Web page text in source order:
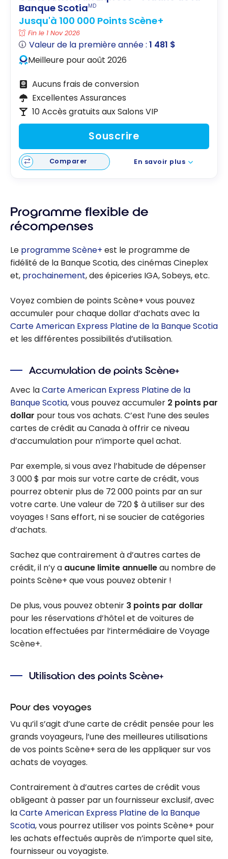
Banque ScotiaMD
Jusqu'à 100 000 Points Scène+
Fin le 1 Nov 2026
Valeur de la première année :1 481 $
Meilleure pour août 2026
Aucuns frais de conversion
Excellentes Assurances
10 Accès gratuits aux Salons VIP
Souscrire
Comparer En savoir plus
Programme flexible de
récompenses
Le programme Scène+ est le programme de
fidélité de la Banque Scotia, des cinémas Cineplex
et, prochainement, des épiceries IGA, Sobeys, etc.
Voyez combien de points Scène+ vous pouvez
accumuler pour chaque dollar d’achats avec la
Carte American Express Platine de la Banque Scotia
et les différentes possibilités d’utilisation.
Accumulation de points Scène+
Avec laCarte American Express Platine de la
Banque Scotia, vous pouvez accumuler 2 points par
dollar pour tous vos achats. C’est l’une des seules
cartes de crédit au Canada à offrir ce niveau
d’accumulation pour n’importe quel achat.
Par exemple, si vous avez l’habitude de dépenser
3 000 $ par mois sur votre carte de crédit, vous
pourrez obtenir plus de 72 000 points par an sur
votre carte. Une valeur de 720 $ à utiliser sur des
voyages ! Sans effort, ni se soucier de catégories
d’achats.
Sachez que contrairement à d’autres cartes de
crédit, il n’y a aucune limite annuelleau nombre de
points Scène+ que vous pouvez obtenir !
De plus, vous pouvez obtenir 3 points par dollar
pour les réservations d’hôtel et de voitures de
location effectuées par l’intermédiaire de Voyage
Scène+.
Utilisation des points Scène+
Pour des voyages
Vu qu’il s’agit d’une carte de crédit pensée pour les
grands voyageurs, l’une des meilleures utilisations
de vos points Scène+ sera de les appliquer sur vos
achats de voyages.
Contrairement à d’autres cartes de crédit vous
obligeant à passer par un fournisseur exclusif, avec
laCarte American Express Platine de la Banque
Scotia, vous pourrez utiliser vos points Scène+ pour
les achats effectués auprès de n’importe quel site,
fournisseur ou voyagiste.